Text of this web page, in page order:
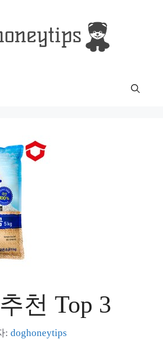
천 Top 3
: doghoneytips